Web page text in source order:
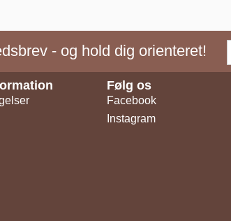
- og hold dig orienteret!
Følg os
Facebook
Instagram